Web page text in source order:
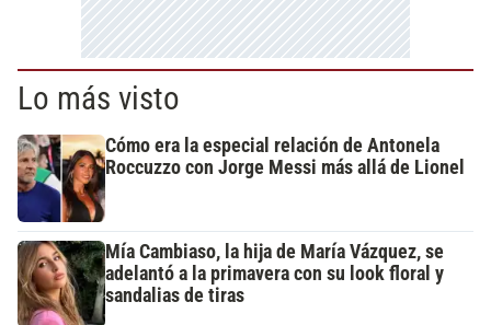
Lo más visto
Cómo era la especial relación de Antonela
Roccuzzo con Jorge Messi más allá de Lionel
Mía Cambiaso, la hija de María Vázquez, se
adelantó a la primavera con su look floral y
sandalias de tiras